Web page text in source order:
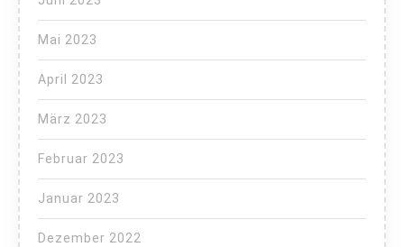
Mai 2023
April 2023
März 2023
Februar 2023
Januar 2023
Dezember 2022